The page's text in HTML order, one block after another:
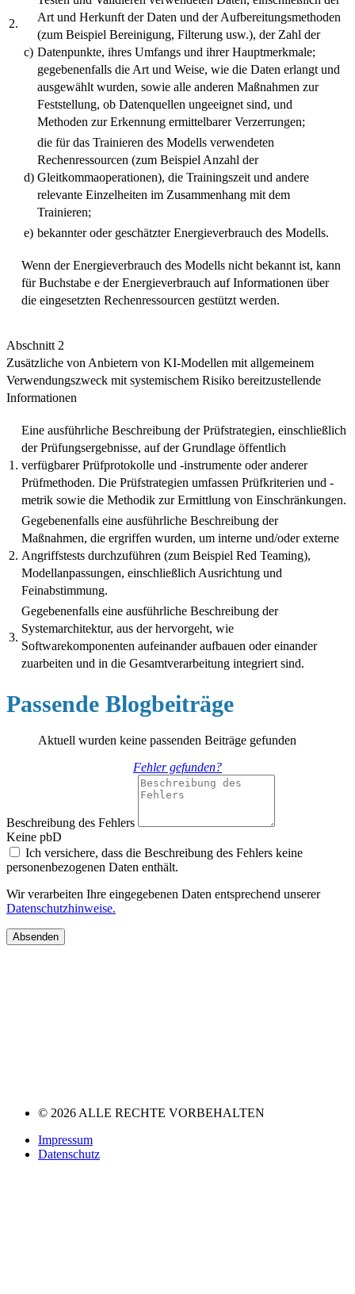
2.
c)
Art und Herkunft der Daten und der Aufbereitungsmethoden
(zum Beispiel Bereinigung, Filterung usw.), der Zahl der
Datenpunkte, ihres Umfangs und ihrer Hauptmerkmale;
gegebenenfalls die Art und Weise, wie die Daten erlangt und
ausgewählt wurden, sowie alle anderen Maßnahmen zur
Feststellung, ob Datenquellen ungeeignet sind, und
Methoden zur Erkennung ermittelbarer Verzerrungen;
d)
die für das Trainieren des Modells verwendeten
Rechenressourcen (zum Beispiel Anzahl der
Gleitkommaoperationen), die Trainingszeit und andere
relevante Einzelheiten im Zusammenhang mit dem
Trainieren;
e) bekannter oder geschätzter Energieverbrauch des Modells.
Wenn der Energieverbrauch des Modells nicht bekannt ist, kann
für Buchstabe e der Energieverbrauch auf Informationen über
die eingesetzten Rechenressourcen gestützt werden.
Abschnitt 2
Zusätzliche von Anbietern von KI-Modellen mit allgemeinem
Verwendungszweck mit systemischem Risiko bereitzustellende
Informationen
1.
Eine ausführliche Beschreibung der Prüfstrategien, einschließlich
der Prüfungsergebnisse, auf der Grundlage öffentlich
verfügbarer Prüfprotokolle und -instrumente oder anderer
Prüfmethoden. Die Prüfstrategien umfassen Prüfkriterien und -
metrik sowie die Methodik zur Ermittlung von Einschränkungen.
2.
Gegebenenfalls eine ausführliche Beschreibung der
Maßnahmen, die ergriffen wurden, um interne und/oder externe
Angriffstests durchzuführen (zum Beispiel Red Teaming),
Modellanpassungen, einschließlich Ausrichtung und
Feinabstimmung.
3.
Gegebenenfalls eine ausführliche Beschreibung der
Systemarchitektur, aus der hervorgeht, wie
Softwarekomponenten aufeinander aufbauen oder einander
zuarbeiten und in die Gesamtverarbeitung integriert sind.
Passende Blogbeiträge
Aktuell wurden keine passenden Beiträge gefunden
Fehler gefunden?
Beschreibung des Fehlers
Keine pbD
Ich versichere, dass die Beschreibung des Fehlers keine
personenbezogenen Daten enthält.
Wir verarbeiten Ihre eingegebenen Daten entsprechend unserer
Datenschutzhinweise.
Absenden
© 2026 ALLE RECHTE VORBEHALTEN
Impressum
Datenschutz